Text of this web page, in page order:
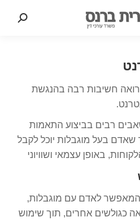
רואה חשיבות רבה בהנגשת
רבים בביצוע התאמות
שאדם בעל מוגבלות יוכל לקבל
באופן עצמאי ושוויוני
המאפשר לאדם עם מוגבלות,
כגולשים אחרים, תוך שימוש